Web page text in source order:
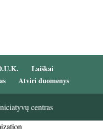
Laiškai
Atviri duomenys
centras